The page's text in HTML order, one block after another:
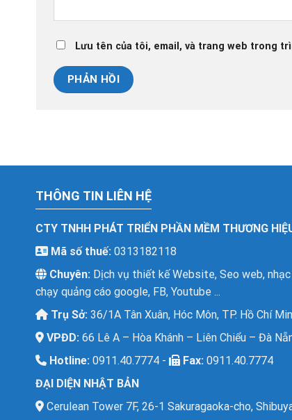
Lưu tên của tôi, email, và trang web trong
THÔNG TIN LIÊN HỆ
CTY TNHH PHÁT TRIỂN PHẦN MỀM THƯƠNG
Mã số thuế:0313182118
Chuyên:Dịch vụ thiết kế Website, Seo web,
chạy quảng cáo google, FB, Youtube ...
Trụ Sở:36/1A Tân Xuân, Hóc Môn, TP. Hồ Chí
VPĐD:66 Lê A – Hòa Khánh – Liên Chiểu – Đà
Hotline:0911.40.7774 - Fax:0911.40.7774
ĐẠI DIỆN NHẬT BẢN
Cerulean Tower 7F, 26-1 Sakuragaoka-cho,